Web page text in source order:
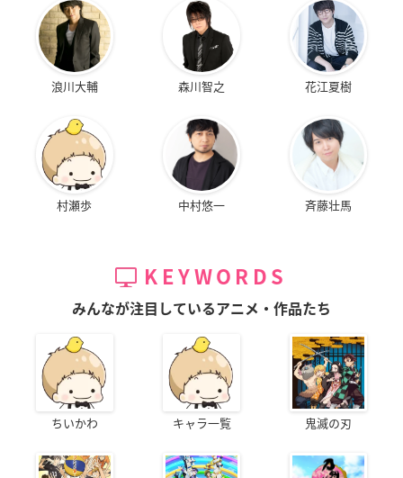
浪川大輔 森川智之 花江夏樹
村瀬歩 中村悠一 斉藤壮馬
KEYWORDS
みんなが注目しているアニメ・作品たち
ちいかわ キャラ一覧 鬼滅の刃